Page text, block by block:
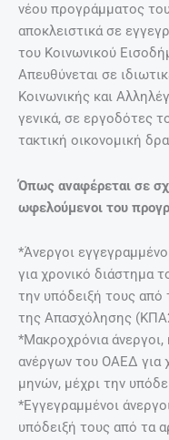
νέου προγράμματος
αποκλειστικά σε
του Κοινωνικού
Απευθύνεται σε
Κοινωνικής και
γενικά, σε εργοδότες
τακτική οικονομική
Όπως αναφέρεται σε
ωφελούμενοι του
*Άνεργοι
για χρονικό διάστημα
την υπόδειξή τους
της Απασχόλησης
*Μακροχρόνια
ανέργων του ΟΑΕΔ για
μηνών, μέχρι την
*Εγγεγραμμένοι
υπόδειξή τους από τα